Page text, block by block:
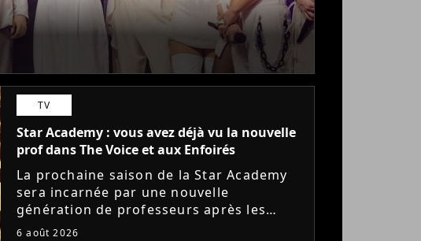
TV
Star Academy : vous avez déjà vu la nouvelle
prof dans The Voice et aux Enfoirés
La prochaine saison de la Star Academy
sera incarnée par une nouvelle
génération de professeurs après les
départs annoncés de Michael Goldman,
6 août 2026